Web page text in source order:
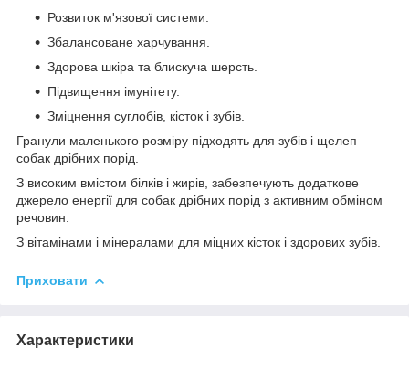
Розвиток м'язової системи.
Збалансоване харчування.
Здорова шкіра та блискуча шерсть.
Підвищення імунітету.
Зміцнення суглобів, кісток і зубів.
Гранули маленького розміру підходять для зубів і щелеп
собак дрібних порід.
З високим вмістом білків і жирів, забезпечують додаткове
джерело енергії для собак дрібних порід з активним обміном
речовин.
З вітамінами і мінералами для міцних кісток і здорових зубів.
Приховати
Характеристики